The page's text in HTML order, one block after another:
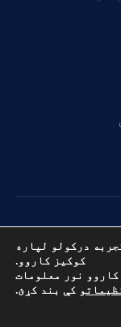
پروژه ده،
د متحده ایاالتو 501 (C) (3) غیر انتفاعي EIN: 85-
آی.پی.سی
درکولو لپاره
کوکیز کاروو.
نور معلومات
کې بند کړئ.